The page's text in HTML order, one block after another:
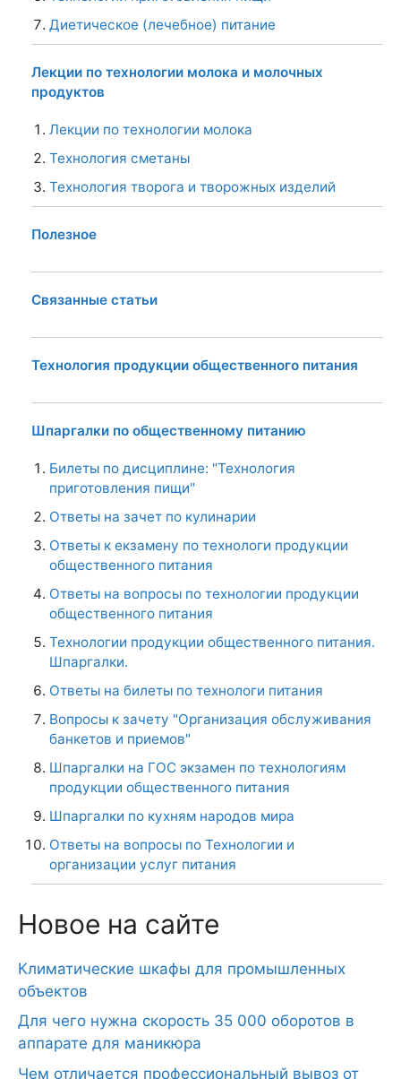
Диетическое (лечебное) питание
Лекции по технологии молока и молочных
продуктов
Лекции по технологии молока
Технология сметаны
Технология творога и творожных изделий
Полезное
Связанные статьи
Технология продукции общественного питания
Шпаргалки по общественному питанию
Билеты по дисциплине: "Технология
приготовления пищи"
Ответы на зачет по кулинарии
Ответы к екзамену по технологи продукции
общественного питания
Ответы на вопросы по технологии продукции
общественного питания
Технологии продукции общественного питания.
Шпаргалки.
Ответы на билеты по технологи питания
Вопросы к зачету "Организация обслуживания
банкетов и приемов"
Шпаргалки на ГОС экзамен по технологиям
продукции общественного питания
Шпаргалки по кухням народов мира
Ответы на вопросы по Технологии и
организации услуг питания
Новое на сайте
Климатические шкафы для промышленных
объектов
Для чего нужна скорость 35 000 оборотов в
аппарате для маникюра
Чем отличается профессиональный вывоз от